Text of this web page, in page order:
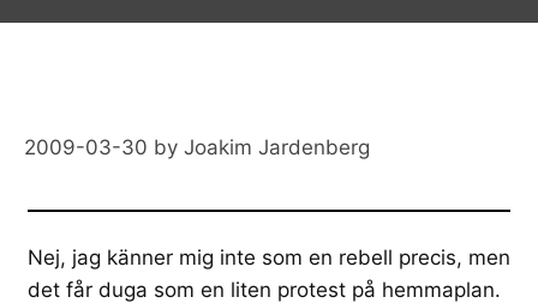
2009-03-30 by Joakim Jardenberg
Nej, jag känner mig inte som en rebell precis, men
det får duga som en liten protest på hemmaplan.